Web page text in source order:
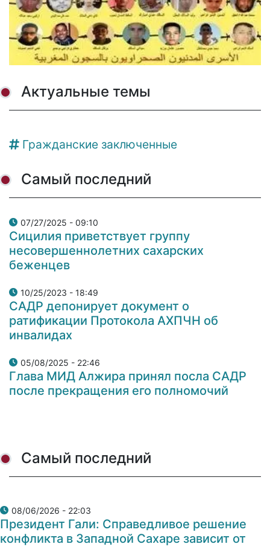
Актуальные темы
Гражданские заключенные
Самый последний
07/27/2025 - 09:10
Сицилия приветствует группу
несовершеннолетних сахарских
беженцев
10/25/2023 - 18:49
САДР депонирует документ о
ратификации Протокола АХПЧН об
инвалидах
05/08/2025 - 22:46
Глава МИД Алжира принял посла САДР
после прекращения его полномочий
Самый последний
08/06/2026 - 22:03
Президент Гали: Справедливое решение
конфликта в Западной Сахаре зависит от